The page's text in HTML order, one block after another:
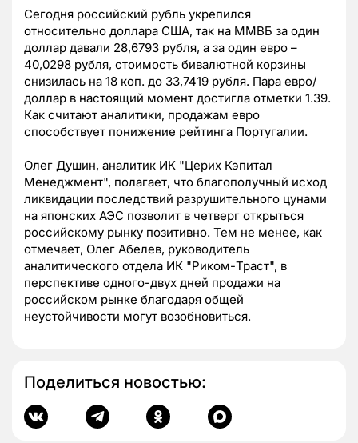
Сегодня российский рубль укрепился
относительно доллара США, так на ММВБ за один
доллар давали 28,6793 рубля, а за один евро –
40,0298 рубля, стоимость бивалютной корзины
снизилась на 18 коп. до 33,7419 рубля. Пара евро/
доллар в настоящий момент достигла отметки 1.39.
Как считают аналитики, продажам евро
способствует понижение рейтинга Португалии.
Олег Душин, аналитик ИК "Церих Кэпитал
Менеджмент", полагает, что благополучный исход
ликвидации последствий разрушительного цунами
на японских АЭС позволит в четверг открыться
российскому рынку позитивно. Тем не менее, как
отмечает, Олег Абелев, руководитель
аналитического отдела ИК "Риком-Траст", в
перспективе одного-двух дней продажи на
российском рынке благодаря общей
неустойчивости могут возобновиться.
Поделиться новостью: